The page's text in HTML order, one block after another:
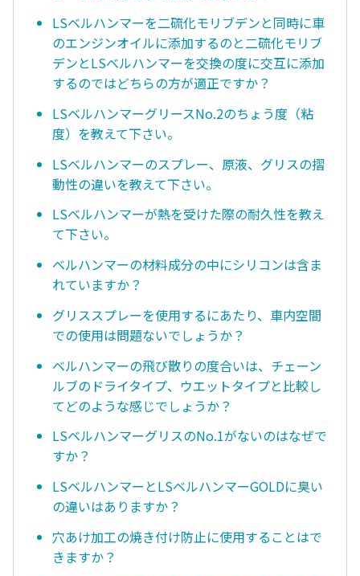
LSベルハンマーを二硫化モリブデンと同時に車
のエンジンオイルに添加するのと二硫化モリブ
デンとLSべルハンマーを交換の度に交互に添加
するのではどちらの方が適正ですか？
LSベルハンマーグリースNo.2のちょう度（粘
度）を教えて下さい。
LSベルハンマーのスプレー、原液、グリスの摺
動性の違いを教えて下さい。
LSベルハンマーが熱を受けた際の耐久性を教え
て下さい。
ベルハンマーの材料成分の中にシリコンは含ま
れていますか？
グリススプレーを使用するにあたり、車内空間
での使用は問題ないでしょうか？
ベルハンマーの飛び散りの度合いは、チェーン
ルブのドライタイプ、ウエットタイプと比較し
てどのような感じでしょうか？
LSベルハンマーグリスのNo.1がないのはなぜで
すか？
LSベルハンマーとLSベルハンマーGOLDに臭い
の違いはありますか？
穴あけ加工の焼き付け防止に使用することはで
きますか？